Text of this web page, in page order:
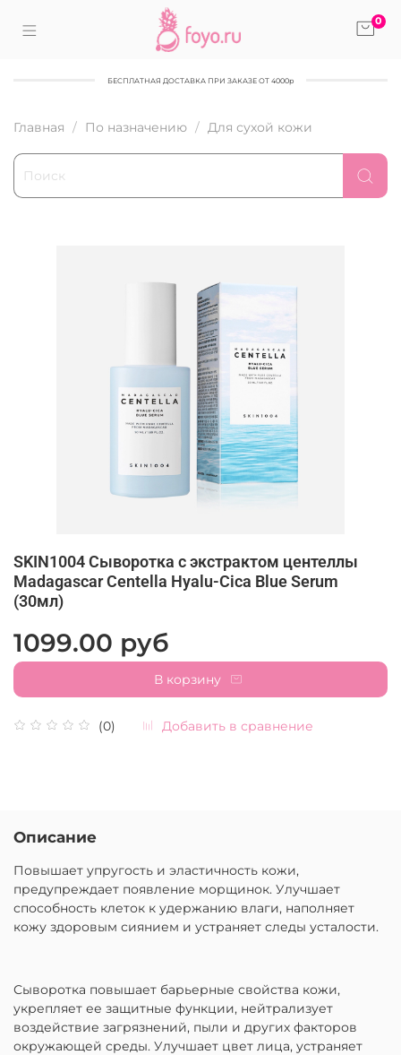
0
БЕСПЛАТНАЯ ДОСТАВКА ПРИ ЗАКАЗЕ ОТ 4000р
Главная По назначению Для сухой кожи
SKIN1004 Сыворотка с экстрактом центеллы
Madagascar Centella Hyalu-Cica Blue Serum
(30мл)
(0) Добавить в сравнение
1099.00 руб
В корзину
Описание
Повышает упругость и эластичность кожи,
предупреждает появление морщинок. Улучшает
способность клеток к удержанию влаги, наполняет
кожу здоровым сиянием и устраняет следы усталости.
Сыворотка повышает барьерные свойства кожи,
укрепляет ее защитные функции, нейтрализует
воздействие загрязнений, пыли и других факторов
окружающей среды. Улучшает цвет лица, устраняет